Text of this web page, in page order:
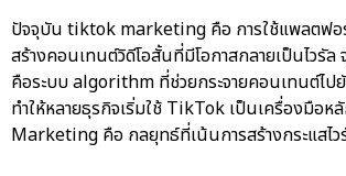
ปัจจุบัน tiktok marketing คือ การใช้แพลตฟ
สร้างคอนเทนต์วิดีโอสั้นที่มีโอกาสกลายเป็นไวรั
คือระบบ algorithm ที่ช่วยกระจายคอนเทนต์ไป
ทำให้หลายธุรกิจเริ่มใช้ TikTok เป็นเครื่องมือ
Marketing คือ กลยุทธ์ที่เน้นการสร้างกระแสไว